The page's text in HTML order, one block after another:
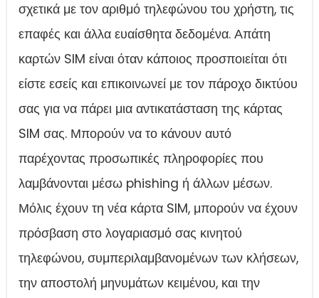
σχετικά με τον αριθμό τηλεφώνου του χρήστη, τις
επαφές και άλλα ευαίσθητα δεδομένα. Απάτη
καρτών SIM είναι όταν κάποιος προσποιείται ότι
είστε εσείς και επικοινωνεί με τον πάροχο δικτύου
σας για να πάρει μια αντικατάσταση της κάρτας
SIM σας. Μπορούν να το κάνουν αυτό
παρέχοντας προσωπικές πληροφορίες που
λαμβάνονται μέσω phishing ή άλλων μέσων.
Μόλις έχουν τη νέα κάρτα SIM, μπορούν να έχουν
πρόσβαση στο λογαριασμό σας κινητού
τηλεφώνου, συμπεριλαμβανομένων των κλήσεων,
την αποστολή μηνυμάτων κειμένου, και την